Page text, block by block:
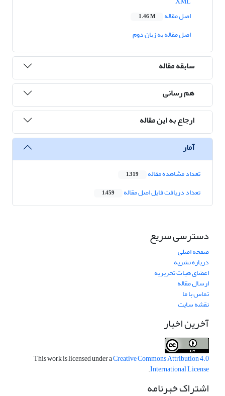
اصل مقاله
1.46 M
اصل مقاله به زبان دوم
سابقه مقاله
هم رسانی
ارجاع به این مقاله
آمار
تعداد مشاهده مقاله 1,319
تعداد دریافت فایل اصل مقاله 1,459
دسترسی سریع
صفحه اصلی
درباره نشریه
اعضای هیات تحریریه
ارسال مقاله
تماس با ما
نقشه سایت
آخرین اخبار
This work is licensed under aCreative Commons Attribution 4.0
International License
.
اشتراک خبرنامه